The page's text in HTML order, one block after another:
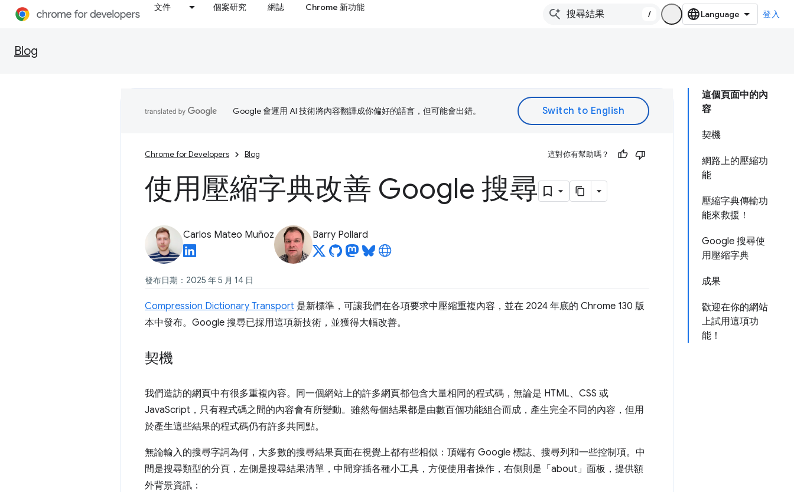
文件 個案研究 網誌 Chrome 新功能
/ 登入
Blog
這個頁面中的內
容
契機
網路上的壓縮功
能
壓縮字典傳輸功
能來救援！
Google 搜尋使
用壓縮字典
成果
歡迎在你的網站
上試用這項功
能！
Google 會運用 AI 技術將內容翻譯成你偏好的語言，但可能會出錯。
Chrome for Developers Blog 這對你有幫助嗎？
使用壓縮字典改善 Google 搜尋
Carlos Mateo Muñoz Barry Pollard
發布日期：2025 年 5 月 14 日
Compression Dictionary Transport 是新標準，可讓我們在各項要求中壓縮重複內容，並在 2024 年底的 Chrome 130 版
本中發布。Google 搜尋已採用這項新技術，並獲得大幅改善。
契機
我們造訪的網頁中有很多重複內容。同一個網站上的許多網頁都包含大量相同的程式碼，無論是 HTML、CSS 或
JavaScript，只有程式碼之間的內容會有所變動。雖然每個結果都是由數百個功能組合而成，產生完全不同的內容，但用
於產生這些結果的程式碼仍有許多共同點。
無論輸入的搜尋字詞為何，大多數的搜尋結果頁面在視覺上都有些相似：頂端有 Google 標誌、搜尋列和一些控制項。中
間是搜尋類型的分頁，左側是搜尋結果清單，中間穿插各種小工具，方便使用者操作，右側則是「about」面板，提供額
外背景資訊：